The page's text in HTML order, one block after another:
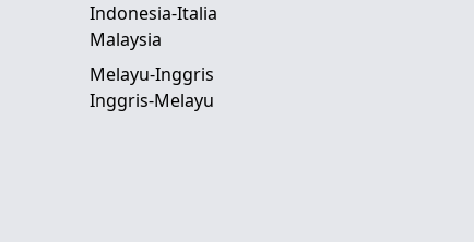
Indonesia-Italia
Malaysia
Melayu-Inggris
Inggris-Melayu